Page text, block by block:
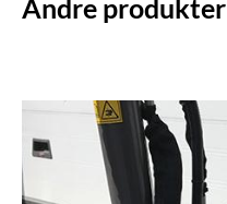
Andre produkter